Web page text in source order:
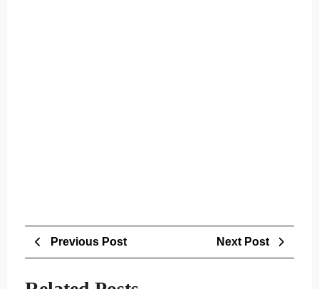
Post
navigation
Previous PostPrevious
Post
Next Post
Post